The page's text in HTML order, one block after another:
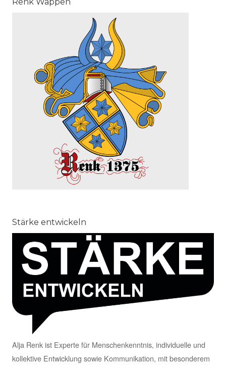
Stärke entwickeln
Alja Renk ist Experte für Menschenkenntnis, individuelle und
kollektive Entwicklung sowie Kommunikation, mit besonderem